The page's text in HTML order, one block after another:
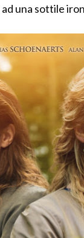
una sottile